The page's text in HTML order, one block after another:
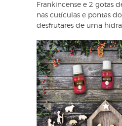
Frankincense e 2 gotas
nas cutículas e pontas
desfrutares de uma